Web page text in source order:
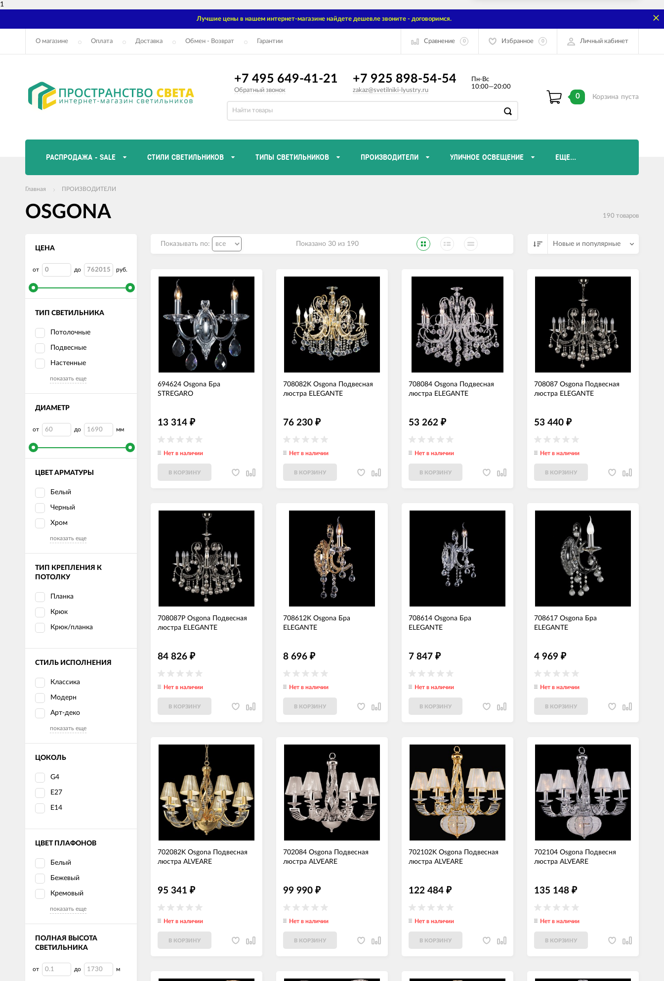
1
Лучшие цены в нашем интернет-магазине найдете дешевле звоните - договоримся.
О магазине Оплата Доставка Обмен - Возврат Гарантии Сравнение 0 Избранное 0 Личный кабинет
+7 495 649-41-21
Обратный звонок
+7 925 898-54-54
zakaz@svetilniki-lyustry.ru
Пн-Вс
10:00—20:00
0 Корзина пуста
РАСПРОДАЖА - SALE СТИЛИ СВЕТИЛЬНИКОВ ТИПЫ СВЕТИЛЬНИКОВ ПРОИЗВОДИТЕЛИ УЛИЧНОЕ ОСВЕЩЕНИЕ ЕЩЕ...
Главная ПРОИЗВОДИТЕЛИ
OSGONA 190 товаров
ЦЕНА
от до руб.
ТИП СВЕТИЛЬНИКА
Потолочные
Подвесные
Настенные
показать еще
ДИАМЕТР
от до мм
ЦВЕТ АРМАТУРЫ
Белый
Черный
Хром
показать еще
ТИП КРЕПЛЕНИЯ К
ПОТОЛКУ
Планка
Крюк
Крюк/планка
СТИЛЬ ИСПОЛНЕНИЯ
Классика
Модерн
Арт-деко
показать еще
ЦОКОЛЬ
G4
E27
Е14
ЦВЕТ ПЛАФОНОВ
Белый
Бежевый
Кремовый
показать еще
ПОЛНАЯ ВЫСОТА
СВЕТИЛЬНИКА
от до м
Показывать по: Показано 30 из 190 Новые и популярные
694624 Osgona Бра
STREGARO
13 314 ₽
Нет в наличии
В КОРЗИНУ
708082K Osgona Подвесная
люстра ELEGANTE
76 230 ₽
Нет в наличии
В КОРЗИНУ
708084 Osgona Подвесная
люстра ELEGANTE
53 262 ₽
Нет в наличии
В КОРЗИНУ
708087 Osgona Подвесная
люстра ELEGANTE
53 440 ₽
Нет в наличии
В КОРЗИНУ
708087P Osgona Подвесная
люстра ELEGANTE
84 826 ₽
Нет в наличии
В КОРЗИНУ
708612K Osgona Бра
ELEGANTE
8 696 ₽
Нет в наличии
В КОРЗИНУ
708614 Osgona Бра
ELEGANTE
7 847 ₽
Нет в наличии
В КОРЗИНУ
708617 Osgona Бра
ELEGANTE
4 969 ₽
Нет в наличии
В КОРЗИНУ
702082K Osgona Подвесная
люстра ALVEARE
95 341 ₽
Нет в наличии
В КОРЗИНУ
702084 Osgona Подвесная
люстра ALVEARE
99 990 ₽
Нет в наличии
В КОРЗИНУ
702102K Osgona Подвесная
люстра ALVEARE
122 484 ₽
Нет в наличии
В КОРЗИНУ
702104 Osgona Подвесня
люстра ALVEARE
135 148 ₽
Нет в наличии
В КОРЗИНУ